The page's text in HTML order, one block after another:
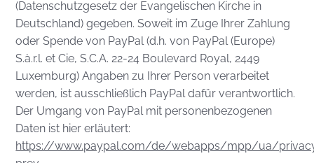
(Datenschutzgesetz der Evangelischen Kirche in
Deutschland) gegeben. Soweit im Zuge Ihrer Zahlung
oder Spende von PayPal (d.h. von PayPal (Europe)
S.à.r.l. et Cie, S.C.A. 22-24 Boulevard Royal, 2449
Luxemburg) Angaben zu Ihrer Person verarbeitet
werden, ist ausschließlich PayPal dafür verantwortlich.
Der Umgang von PayPal mit personenbezogenen
Daten ist hier erläutert:
https://www.paypal.com/de/webapps/mpp/ua/